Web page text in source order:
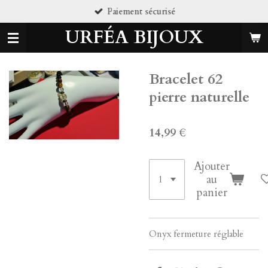
au
contenu
principal
URFÉA BIJOUX
Paiement sécurisé
Bracelet 62
pierre naturelle
14,99 €
Ajouter
au
panier
Onyx fermeture réglable